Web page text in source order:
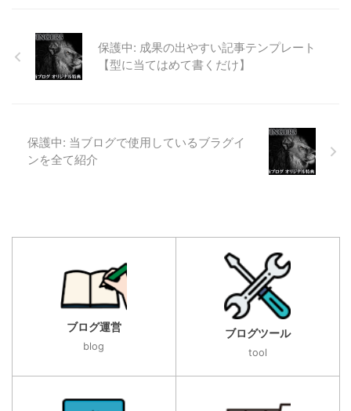
保護中: 成果の出やすい記事テンプレート
【型に当てはめて書くだけ】
保護中: 当ブログで使用しているブラグイ
ンを全て紹介
ブログ運営
blog
ブログツール
tool